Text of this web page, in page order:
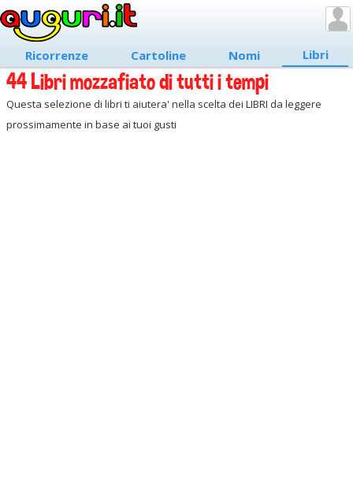
Ricorrenze Cartoline Nomi Libri
44 Libri mozzafiato di tutti i tempi
Questa selezione di libri ti aiutera' nella scelta dei LIBRI da leggere
prossimamente in base ai tuoi gusti